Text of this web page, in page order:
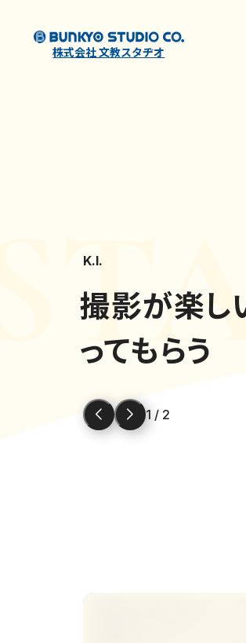
株式会社 文教スタヂオ
K.I.
撮影が楽し
ってもらう
1 / 2